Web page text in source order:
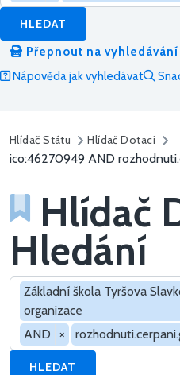
HLEDAT
Přepnout na
Nápověda jak vyhledávat
Hlídač Státu Hlídač Dotací
ico:46270949 AND
Hlídač
Hledání
Hledat v dotacích
Základní škola Tyršova
organizace
AND ×
HLEDAT